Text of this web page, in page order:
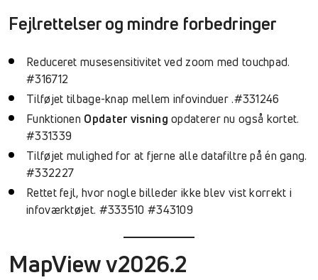
Fejlrettelser og mindre forbedringer
Reduceret musesensitivitet ved zoom med touchpad.
#316712
Tilføjet tilbage-knap mellem infovinduer .#331246
Funktionen Opdater visning opdaterer nu også kortet.
#331339
Tilføjet mulighed for at fjerne alle datafiltre på én gang.
#332227
Rettet fejl, hvor nogle billeder ikke blev vist korrekt i
infoværktøjet. #333510 #343109
MapView v2026.2